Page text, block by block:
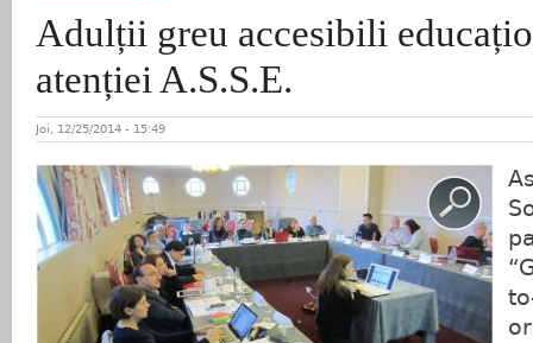
Adulții greu accesibili
atenției A.S.S.E.
Joi, 12/25/2014 - 15:49